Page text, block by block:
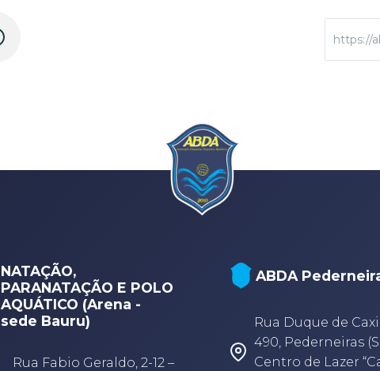
https://
NATAÇÃO,
PARANATAÇÃO E POLO
AQUÁTICO (Arena -
sede Bauru)
Rua Fabio Geraldo, 2-12 –
ABDA
Rua Duque de
490, Pederneiras
Centro de Lazer